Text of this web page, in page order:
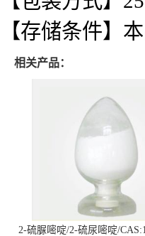
【存储条件】
相关产品：
2-硫脲嘧啶/2-硫尿嘧啶/